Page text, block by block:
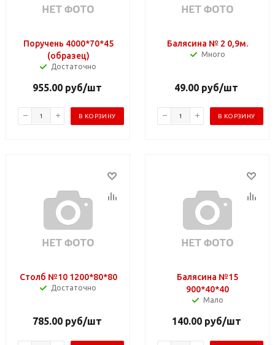
Поручень 4000*70*45
(образец)
Достаточно
955.00руб/шт
В КОРЗИНУ
Балясина № 2 0,9м.
Много
49.00 руб/шт
В КОРЗИНУ
Столб №10 1200*80*80
Достаточно
785.00руб/шт
Балясина №15
900*40*40
Мало
140.00руб/шт